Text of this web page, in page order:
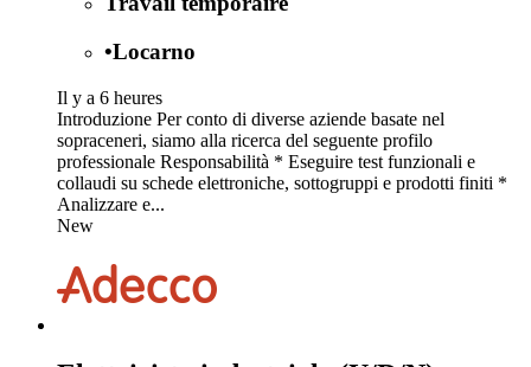
•Locarno
Il y a 6 heures
Introduzione Per conto di diverse aziende basate nel
sopraceneri, siamo alla ricerca del seguente profilo
professionale Responsabilità * Eseguire test funzionali e
collaudi su schede elettroniche, sottogruppi e prodotti finiti *
Analizzare e...
New